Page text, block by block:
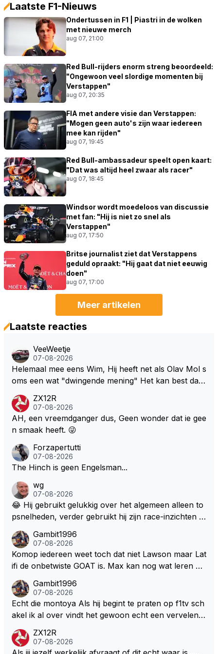
Laatste F1-Nieuws
Ondertussen in F1 | Piastri in de wolken
met nieuwe merch
aug 07, 21:00
Red Bull-rijders enorm streng beoordeeld:
"Ongewoon veel slordige momenten bij
Verstappen"
aug 07, 20:35
FIA met andere visie dan Verstappen:
"Mogen geen auto's zijn waar iedereen
mee kan rijden"
aug 07, 19:45
Red Bull-ambassadeur speelt open kaart:
"Dat was altijd heel zwaar als racer"
aug 07, 18:45
Windsor wordt moedeloos van discussie
met fan: "Hij is niet zo snel als
Verstappen"
aug 07, 17:50
Britse journalist ziet dat Verstappens
geduld opraakt: "Hij gaat dat niet eeuwig
doen"
aug 07, 17:00
Meer artikelen
Laatste reacties
VeeWeetje
07-08-2026
Helemaal mee eens Wim, Hij heeft net als Olav Mol s
oms een wat "dwingende mening" Het kan best dat
l bij Windsor op te roepen. Maar in een tijd zonder r
aces zijn dit leuke berichtjes
ZX12R
07-08-2026
AH, een vreemdganger dus, Geen wonder dat ie gee
n smaak heeft. 😜
Forzapertutti
07-08-2026
The Hinch is geen Engelsman...
wg
07-08-2026
😂 Hij gebruikt gelukkig over het algemeen alleen to
psnelheden, verder gebruikt hij zijn race-inzichten q
een bocht zegt helemaal niets, dus wat dat betreft h
eeft hij sowieso gelijk 😂.
Gambit1996
07-08-2026
Komop iedereen weet toch dat niet Lawson maar Lat
ifi de onbetwiste GOAT is. Max kan nog wat leren va
milton, hahahaha. Latifi pakt ze allemaal met de oge
n dicht met als onbetwiste nummer 2 of GOATINES
S Lawson natuurlijk 😂😂😂😂😂
Gambit1996
07-08-2026
Echt die montoya Als hij begint te praten op f1tv sch
akel ik al over vindt het gewoon echt een vervelend
weet 🤮🤮
ZX12R
07-08-2026